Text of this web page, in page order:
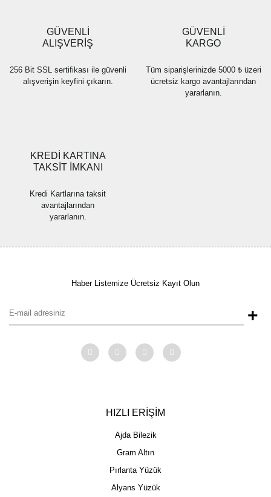
Ürün fiyatı diğer sitelerden daha pahalı.
Bu ürüne benzer farklı alternatifler olmalı.
GÜVENLİ
ALIŞVERİŞ
256 Bit SSL sertifikası ile güvenli
alışverişin keyfini çıkarın.
GÜVENLİ
KARGO
Tüm siparişlerinizde 5000 ₺ üzeri
ücretsiz kargo avantajlarından
yararlanın.
KREDİ KARTINA
TAKSİT İMKANI
Kredi Kartlarına taksit
avantajlarından
yararlanın.
Haber Listemize Ücretsiz Kayıt Olun
+
HIZLI ERİŞİM
Ajda Bilezik
Gram Altın
Pırlanta Yüzük
Alyans Yüzük